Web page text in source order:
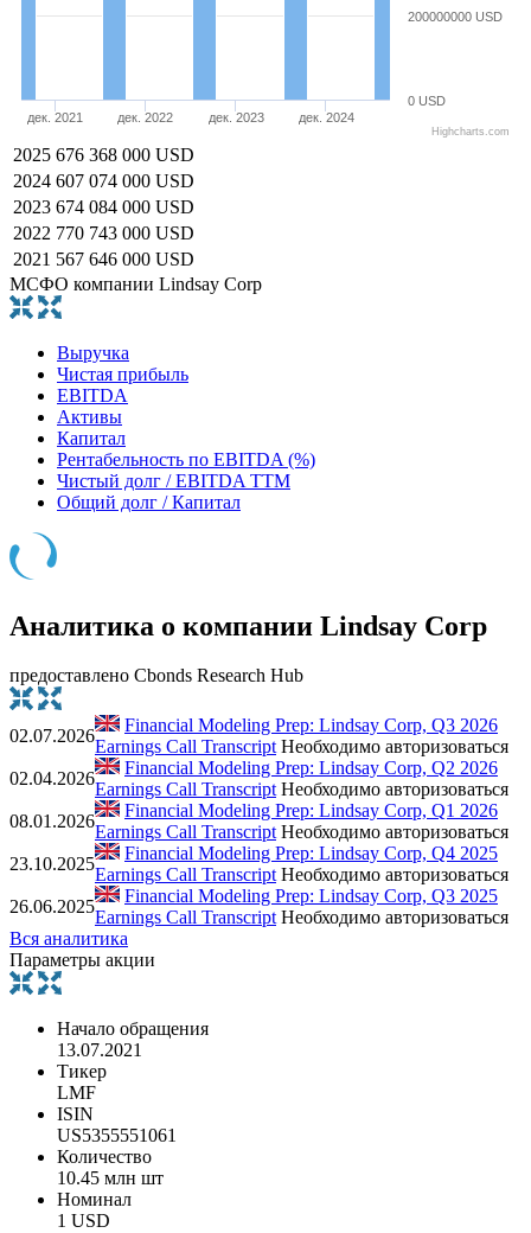
дек. 2021 дек. 2022 дек. 2023 дек. 2024
0 USD
200000000 USD
Highcharts.com
2025 676 368 000 USD
2024 607 074 000 USD
2023 674 084 000 USD
2022 770 743 000 USD
2021 567 646 000 USD
МСФО компании Lindsay Corp
Выручка
Чистая прибыль
EBITDA
Активы
Капитал
Рентабельность по EBITDA (%)
Чистый долг / EBITDA TTM
Общий долг / Капитал
Аналитика о компании Lindsay Corp
предоставлено Cbonds Research Hub
02.07.2026
Financial Modeling Prep: Lindsay Corp, Q3 2026
Earnings Call Transcript Необходимо авторизоваться
02.04.2026
Financial Modeling Prep: Lindsay Corp, Q2 2026
Earnings Call Transcript Необходимо авторизоваться
08.01.2026
Financial Modeling Prep: Lindsay Corp, Q1 2026
Earnings Call Transcript Необходимо авторизоваться
23.10.2025
Financial Modeling Prep: Lindsay Corp, Q4 2025
Earnings Call Transcript Необходимо авторизоваться
26.06.2025
Financial Modeling Prep: Lindsay Corp, Q3 2025
Earnings Call Transcript Необходимо авторизоваться
Вся аналитика
Параметры акции
Начало обращения
13.07.2021
Тикер
LMF
ISIN
US5355551061
Количество
10.45 млн шт
Номинал
1 USD